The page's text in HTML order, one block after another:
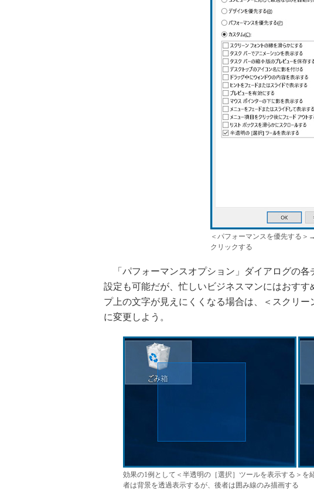
＜パフォーマンスを優先する＞
クリックする
「パフォーマンスオプション」ダイアログの各
設定も可能だが、忙しいビジネスマンにはおす
プ上の文字が見えにくくなる場合は、＜スクリ
に変更しよう。
効果の1例として＜半透明の［選択］ツールを表示する＞
者は背景を透過表示するが、後者は囲み線のみ描画する